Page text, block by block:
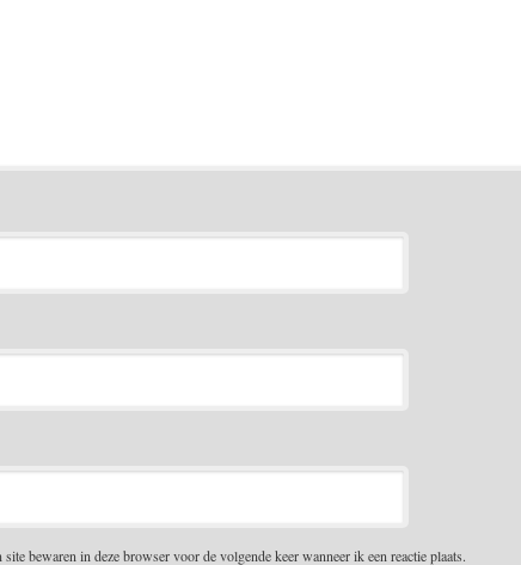
bewaren in deze browser voor de volgende keer wanneer ik een reactie plaats.